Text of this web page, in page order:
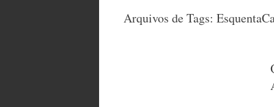
conteúdoArquivos de Tags: